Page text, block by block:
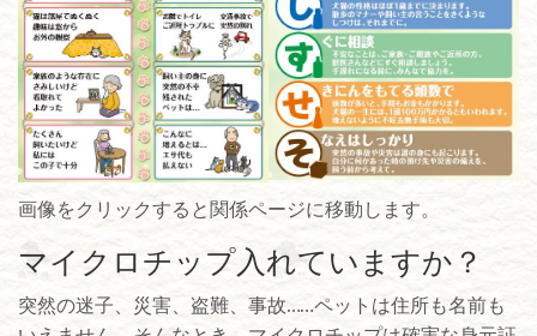
画像をクリックすると関係ページに移動します。
マイクロチップ入れていますか？
突然の迷子、災害、盗難、事故……ペットは住所も名前も